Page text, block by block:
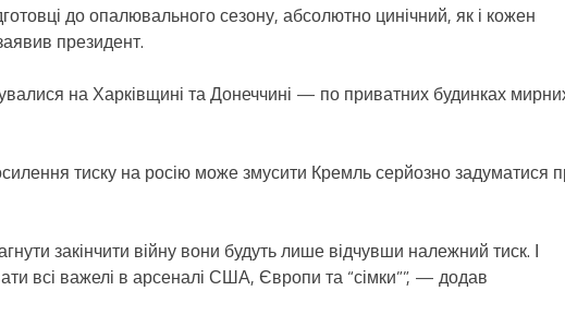
до опалювального сезону, абсолютно цинічний, як і кожен
президент.
на Харківщині та Донеччині — по приватних будинках
тиску на росію може змусити Кремль серйозно задуматися
закінчити війну вони будуть лише відчувши належний тиск. І
всі важелі в арсеналі США, Європи та “сімки””, — додав